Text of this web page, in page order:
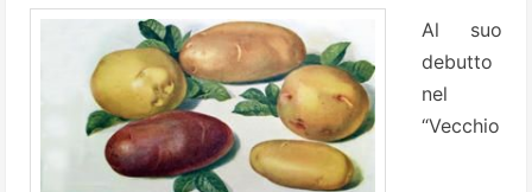
Al suo
debutto
nel
“Vecchio